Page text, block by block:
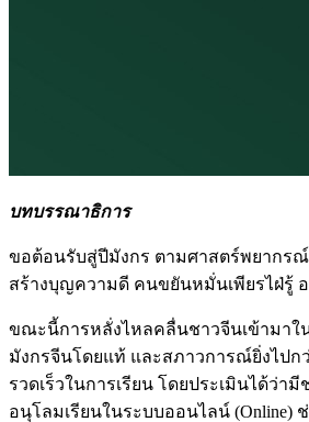
บทบรรณาธิการ
ขอต้อนรับสู่ปีมังกร ตามศาสตร์พยากรณ์
สร้างบุญความดี คนขยันหมั่นเพียรไฝ่รู้
ขณะนี้การหลั่งไหลคลื่นชาวจีนเข้ามาใ
มังกรจีนโดยแท้ และสภาวการณ์ยิ่งไปก
รวดเร็วในการเรียน โดยประเมินได้ว่า
อนุโลมเรียนในระบบออนไลน์ (Online)